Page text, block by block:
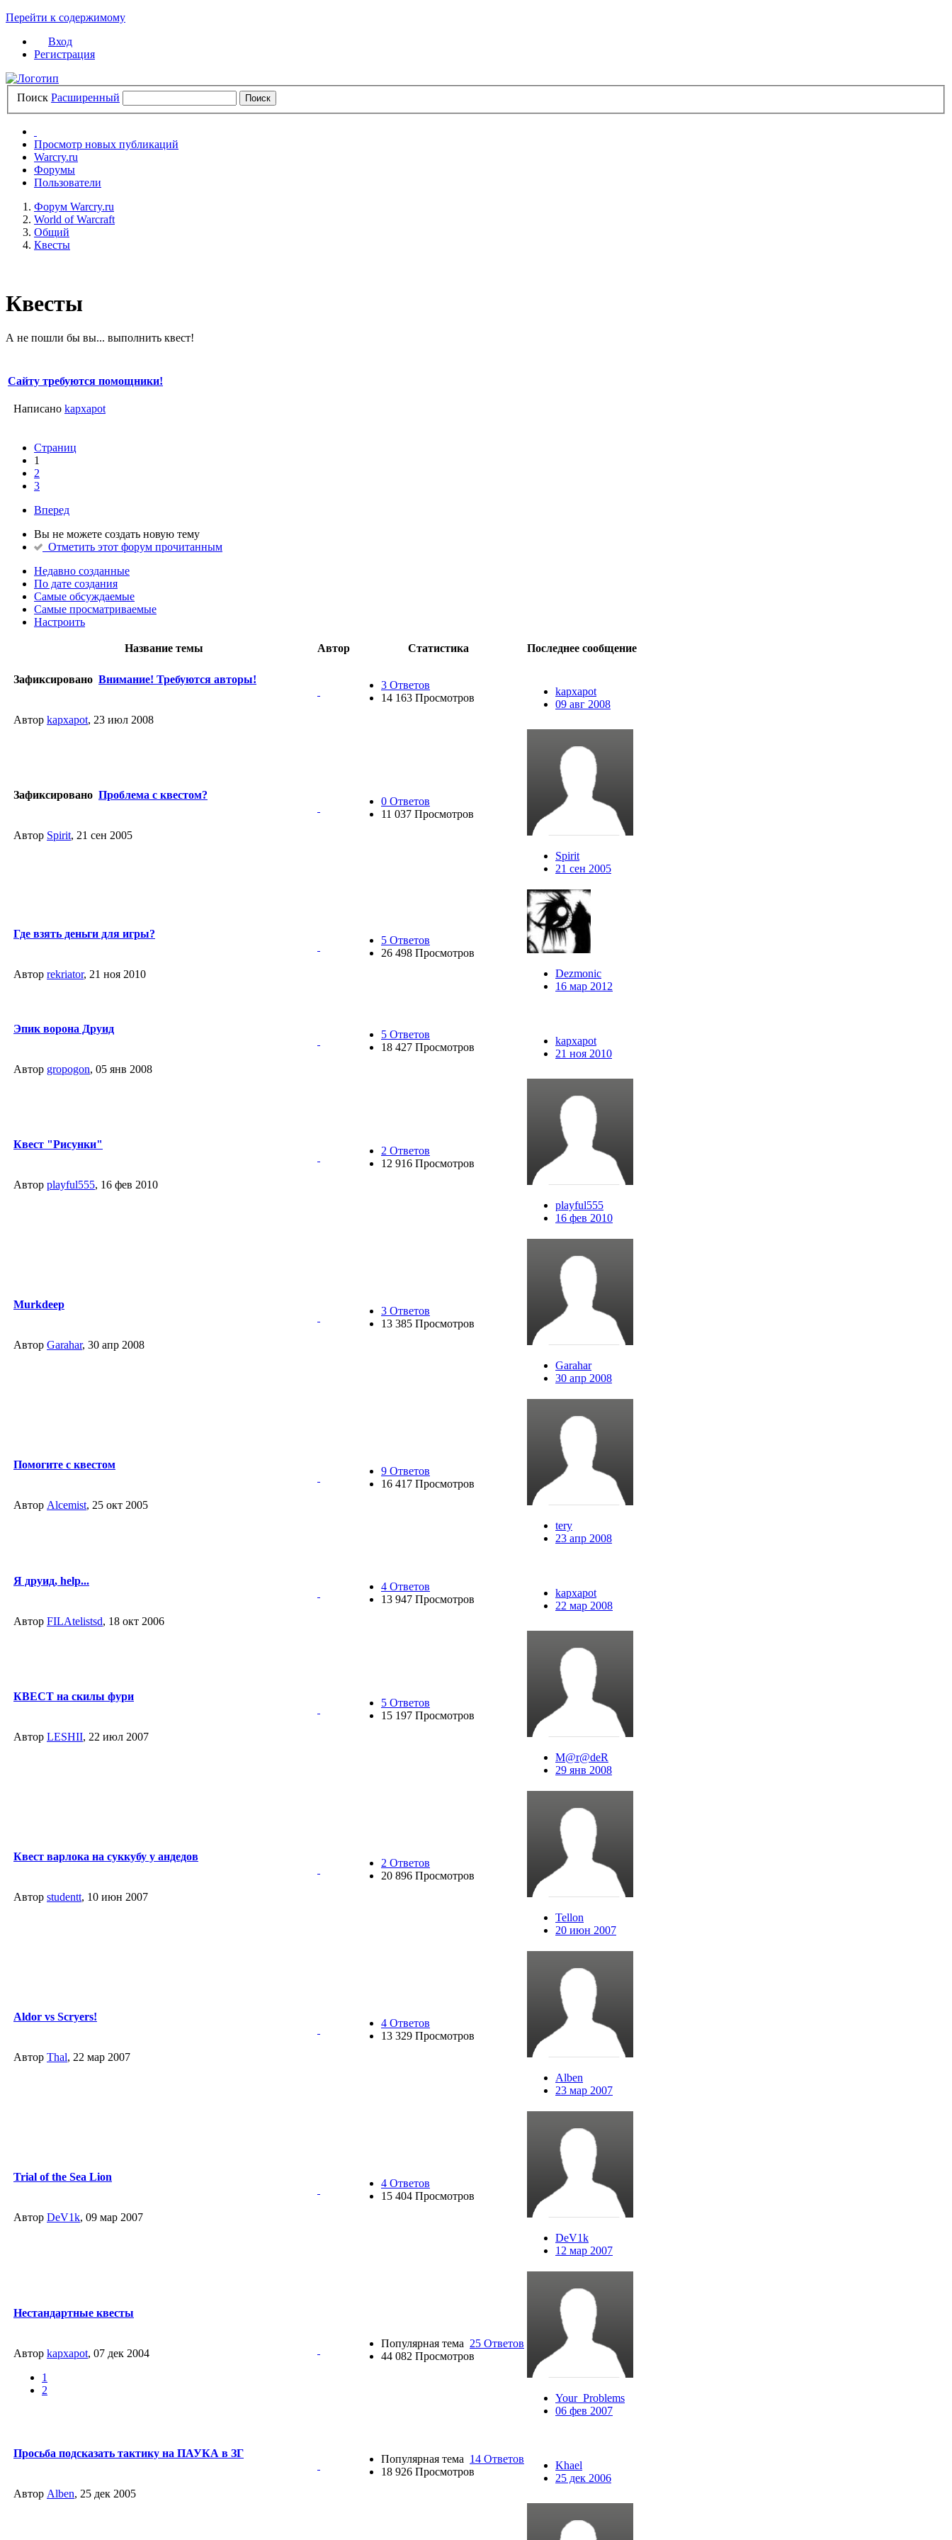
Перейти к содержимому
Вход
Регистрация
Поиск Расширенный
Просмотр новых публикаций
Warcry.ru
Форумы
Пользователи
Форум Warcry.ru
World of Warcraft
Общий
Квесты
Квесты
А не пошли бы вы... выполнить квест!
Сайту требуются помощники!
Написано kapxapot
Страниц
1
2
3
Вперед
Вы не можете создать новую тему
Отметить этот форум прочитанным
Недавно созданные
По дате создания
Самые обсуждаемые
Самые просматриваемые
Настроить
Название темы Автор Статистика Последнее сообщение
Зафиксировано Внимание! Требуются авторы!
Автор kapxapot, 23 июл 2008
3 Ответов
14 163 Просмотров
kapxapot
09 авг 2008
Зафиксировано Проблема с квестом?
Автор Spirit, 21 сен 2005
0 Ответов
11 037 Просмотров
Spirit
21 сен 2005
Где взять деньги для игры?
Автор rekriator, 21 ноя 2010
5 Ответов
26 498 Просмотров
Dezmonic
16 мар 2012
Эпик ворона Друид
Автор gropogon, 05 янв 2008
5 Ответов
18 427 Просмотров
kapxapot
21 ноя 2010
Квест "Рисунки"
Автор playful555, 16 фев 2010
2 Ответов
12 916 Просмотров
playful555
16 фев 2010
Murkdeep
Автор Garahar, 30 апр 2008
3 Ответов
13 385 Просмотров
Garahar
30 апр 2008
Помогите с квестом
Автор Alcemist, 25 окт 2005
9 Ответов
16 417 Просмотров
tery
23 апр 2008
Я друид, help...
Автор FILAtelistsd, 18 окт 2006
4 Ответов
13 947 Просмотров
kapxapot
22 мар 2008
КВЕСТ на скилы фури
Автор LESHII, 22 июл 2007
5 Ответов
15 197 Просмотров
M@r@deR
29 янв 2008
Квест варлока на суккубу у андедов
Автор studentt, 10 июн 2007
2 Ответов
20 896 Просмотров
Tellon
20 июн 2007
Aldor vs Scryers!
Автор Thal, 22 мар 2007
4 Ответов
13 329 Просмотров
Alben
23 мар 2007
Trial of the Sea Lion
Автор DeV1k, 09 мар 2007
4 Ответов
15 404 Просмотров
DeV1k
12 мар 2007
Нестандартные квесты
Автор kapxapot, 07 дек 2004
1
2
Популярная тема 25 Ответов
44 082 Просмотров
Your_Problems
06 фев 2007
Просьба подсказать тактику на ПАУКА в ЗГ
Автор Alben, 25 дек 2005
Популярная тема 14 Ответов
18 926 Просмотров
Khael
25 дек 2006